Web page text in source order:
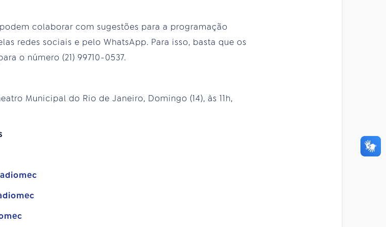
colaborar com sugestões para a programação
redes sociais e pelo WhatsApp. Para isso, basta que os
o número (21) 99710-0537.
Municipal do Rio de Janeiro, Domingo (14), às 11h,